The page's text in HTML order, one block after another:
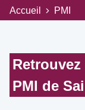
Accueil PMI
PMI de